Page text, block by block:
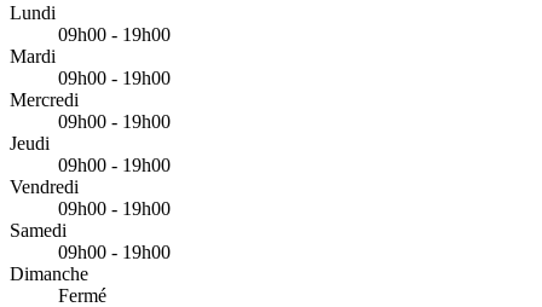
Lundi
09h00 - 19h00
Mardi
09h00 - 19h00
Mercredi
09h00 - 19h00
Jeudi
09h00 - 19h00
Vendredi
09h00 - 19h00
Samedi
09h00 - 19h00
Dimanche
Fermé